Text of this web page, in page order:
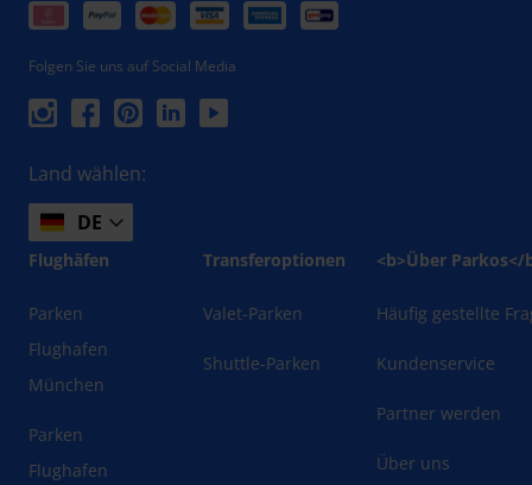
Folgen Sie uns auf Social Media
Land wählen:
DE
Flughäfen
Parken
Flughafen
München
Parken
Flughafen
Transferoptionen
Valet-Parken
Shuttle-Parken
<b>Über Parkos</
Häufig gestellte
Kundenservice
Partner werden
Über uns